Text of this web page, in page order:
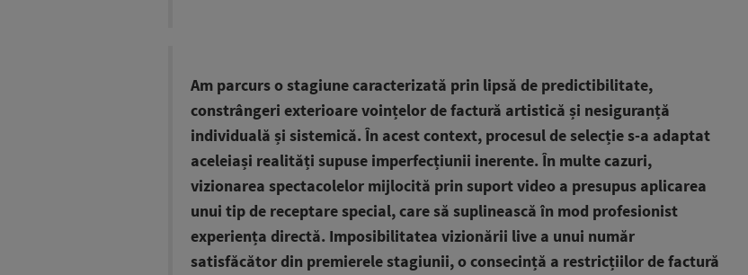
Am parcurs o stagiune caracterizată prin lipsă de predictibilitate,
constrângeri exterioare voințelor de factură artistică și nesiguranță
individuală și sistemică. În acest context, procesul de selecție s-a adaptat
aceleiași realități supuse imperfecțiunii inerente. În multe cazuri,
vizionarea spectacolelor mijlocită prin suport video a presupus aplicarea
unui tip de receptare special, care să suplinească în mod profesionist
experiența directă. Imposibilitatea vizionării live a unui număr
satisfăcător din premierele stagiunii, o consecință a restricțiilor de factură